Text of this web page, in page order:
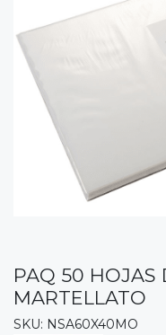
PAQ 50 HOJAS
MARTELLATO
SKU: NSA60X40MO